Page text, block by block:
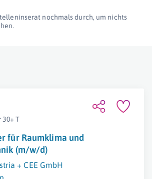
nochmals durch, um nichts
30+ T
für Raumklima und
(m/w/d)
+ CEE GmbH